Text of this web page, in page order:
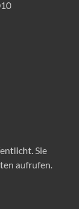
Sie
aufrufen.